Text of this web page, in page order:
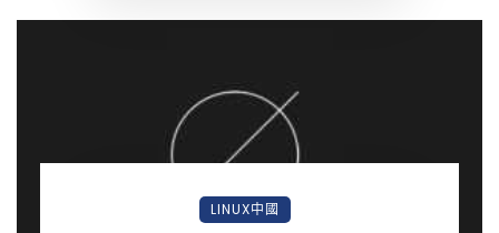
LINUX中國